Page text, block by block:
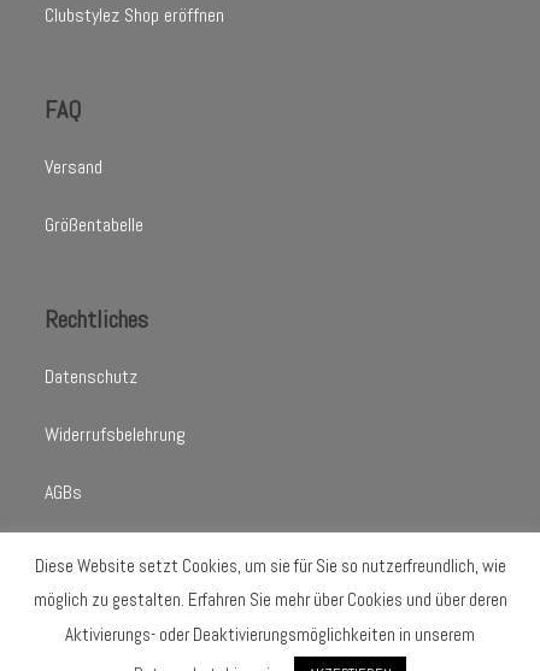
Clubstylez Shop eröffnen
FAQ
Versand
Größentabelle
Rechtliches
Datenschutz
Widerrufsbelehrung
AGBs
Diese Website setzt Cookies, um sie für Sie so nutzerfreundlich, wie
möglich zu gestalten. Erfahren Sie mehr über Cookies und über deren
Aktivierungs- oder Deaktivierungsmöglichkeiten in unserem